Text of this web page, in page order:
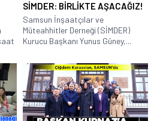
SİMDER: BİRLİKTE AŞACAĞIZ!
Samsun İnşaatçılar ve
Müteahhitler Derneği (SİMDER)
Kurucu Başkanı Yunus Güney,...